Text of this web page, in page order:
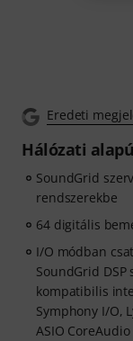
Eredeti
Hálózati
SoundGrid
rendszerekbe
64 digitális
I/O módban
SoundGrid DSP
kompatibilis
Symphony I/O,
ASIO